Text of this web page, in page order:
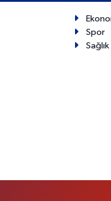
Spor
Sağlık